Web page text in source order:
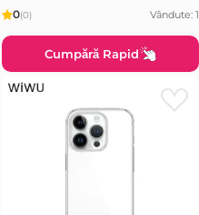
0(0) Vândute: 1
Cumpără Rapid